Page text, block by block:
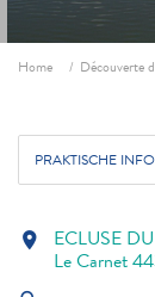
Fil d'ariane
Home Découverte
PRAKTISCHE
location_on ECLUSE
Le Carnet